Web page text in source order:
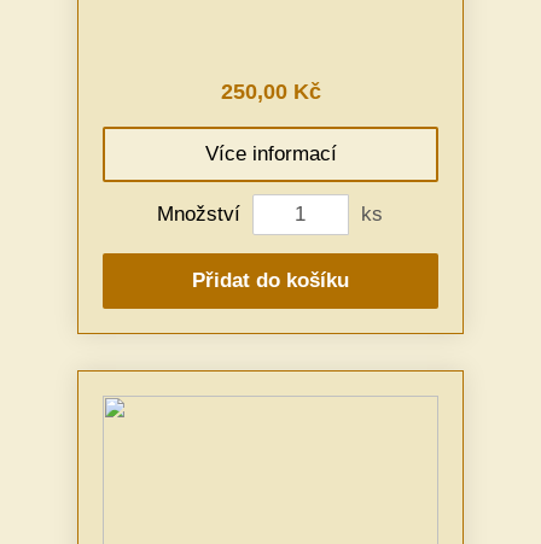
250,00 Kč
Více informací
Množství ks
Přidat do košíku